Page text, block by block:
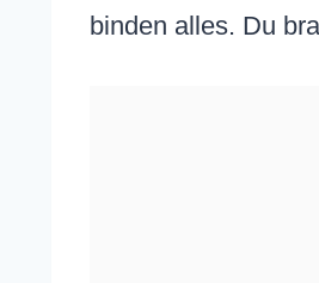
binden alles. Du